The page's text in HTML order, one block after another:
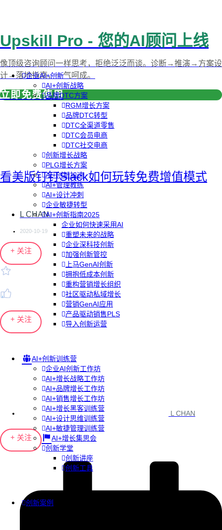
企业AI+创新
AI+创新战略
品牌DTC方案
RGM增长方案
品牌DTC转型
DTC全渠道零售
DTC会员电商
DTC社交电商
创新增长战略
PLG增长方案
AI+创新加速
AI+管理教练
AI+设计冲刺
企业敏捷转型
AI+创新指南2025
企业如何快速采用AI
重塑未来的战略
企业深科技创新
加强创新管控
上马GenAI创新
拥抱低成本创新
重构营销增长组织
社区驱动私域增长
营销GenAI应用
产品驱动销售PLS
导入创新运营
AI+创新训练营
企业AI创新工作坊
AI+增长战略工作坊
AI+品牌增长工作坊
AI+销售增长工作坊
AI+增长黑客训练营
AI+设计思维训练营
AI+敏捷管理训练营
AI+增长集思会
创新学堂
创新讲座
创新工具
创新案例
Upskill Pro - 您的AI顾问上线
像顶级咨询顾问一样思考，拒绝泛泛而谈。诊断→推演→方案设
计→落地指南，一气呵成。
立即免费使用
看美版钉钉Slack如何玩转免费增值模式
L CHAN
2020-10-19
+ 关注
+ 关注
L CHAN
+ 关注